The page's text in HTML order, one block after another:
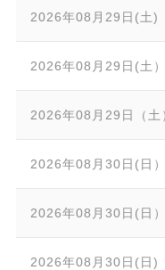
2026年08月29日(土)
2026年08月29日(土）
2026年08月29日（土
2026年08月30日(日）
2026年08月30日(日）
2026年08月30日(日)